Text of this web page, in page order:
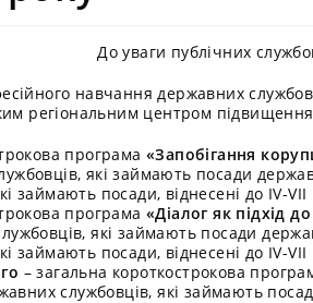
До уваги публічних
навчання державних
регіональним центром підвищення
програма«Запобігання
які займають посади
займають посади, віднесені до IV-VII
програма«Діалог як підхід
які займають посади
займають посади, віднесені до IV-VII
– загальна короткострокова
службовців, які займають